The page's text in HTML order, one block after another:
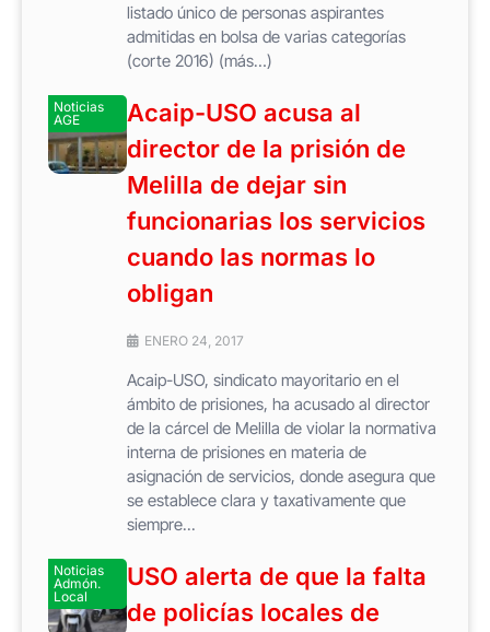
listado único de personas aspirantes
admitidas en bolsa de varias categorías
(corte 2016) (más…)
Noticias
AGE
Acaip-USO acusa al
director de la prisión de
Melilla de dejar sin
funcionarias los servicios
cuando las normas lo
obligan
ENERO 24, 2017
Acaip-USO, sindicato mayoritario en el
ámbito de prisiones, ha acusado al director
de la cárcel de Melilla de violar la normativa
interna de prisiones en materia de
asignación de servicios, donde asegura que
se establece clara y taxativamente que
siempre...
Noticias
Admón.
Local
USO alerta de que la falta
de policías locales de